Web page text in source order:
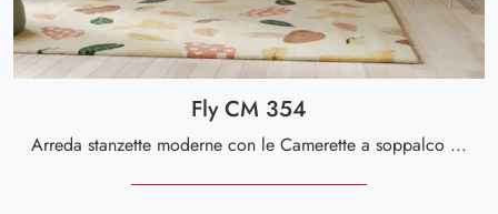
Fly CM 354
Arreda stanzette moderne con le Camerette a soppalco Giessegi! Il modello Fly CM 354 in melaminico è per bambine.